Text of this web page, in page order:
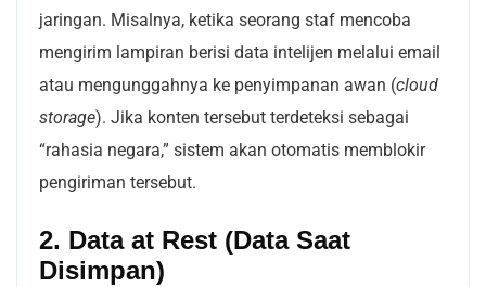
jaringan. Misalnya, ketika seorang staf mencoba
mengirim lampiran berisi data intelijen melalui email
atau mengunggahnya ke penyimpanan awan (cloud
storage). Jika konten tersebut terdeteksi sebagai
“rahasia negara,” sistem akan otomatis memblokir
pengiriman tersebut.
2. Data at Rest (Data Saat
Disimpan)